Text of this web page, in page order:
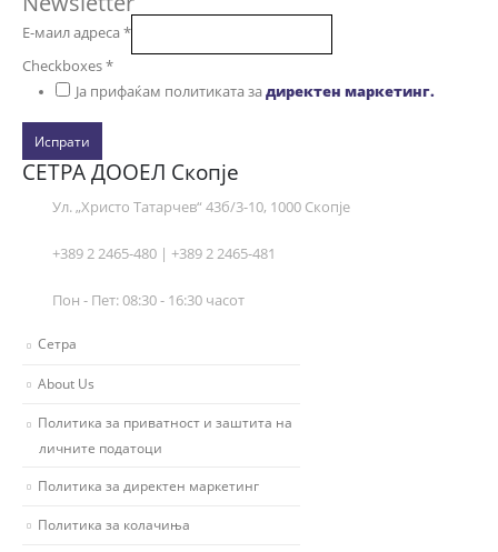
Е-маил адреса*
Checkboxes*
Ја прифаќам политиката задиректен маркетинг.
Испрати
СЕТРА ДООЕЛ Скопје
Ул. „Христо Татарчев“ 43б/3-10, 1000 Скопје
+389 2 2465-480 | +389 2 2465-481
Пон - Пет: 08:30 - 16:30 часот
Сетра
About Us
Политика за приватност и заштита на
личните податоци
Политика за директен маркетинг
Политика за колачиња